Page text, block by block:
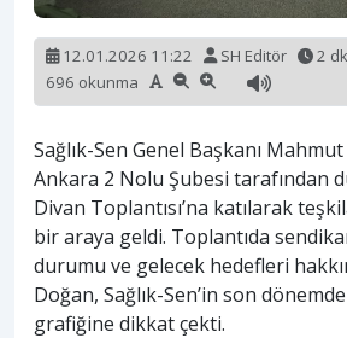
12.01.2026 11:22 SH Editör
2
696 okunma
Sağlık-Sen Genel Başkanı
Ankara 2 Nolu Şubesi tarafından
Divan Toplantısı’na katılarak
bir araya geldi. Toplantıda
durumu ve gelecek hedefleri
Doğan, Sağlık-Sen’in son
grafiğine dikkat çekti.